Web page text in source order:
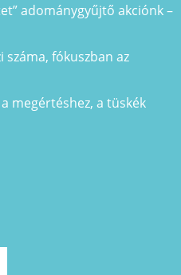
adománygyűjtő akciónk –
száma, fókuszban az
megértéshez, a tüskék